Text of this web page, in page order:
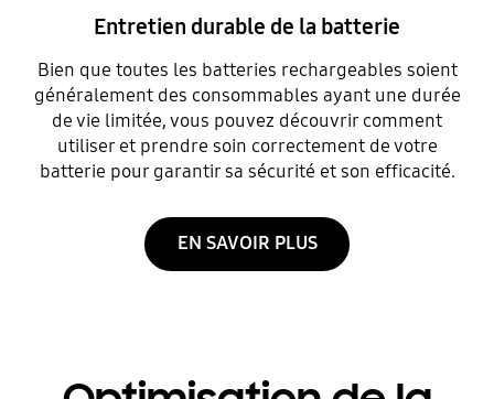
Entretien durable de la batterie
Bien que toutes les batteries rechargeables soient
généralement des consommables ayant une durée
de vie limitée, vous pouvez découvrir comment
utiliser et prendre soin correctement de votre
batterie pour garantir sa sécurité et son efficacité.
EN SAVOIR PLUS